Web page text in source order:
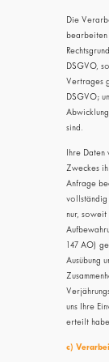
Die
bearbeiten
DSGVO,
Vertrages
DSGVO;
sind.
Ihre
Zweckes
Anfrage
vollständig
nur, soweit
147 AO)
Ausübung
uns Ihre
erteilt
c)